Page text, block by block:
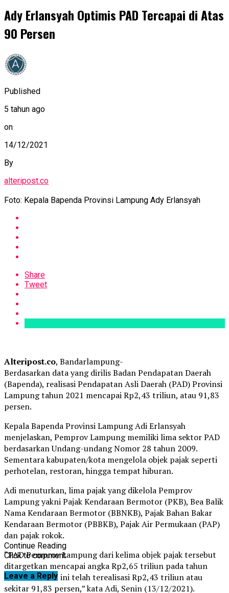
Ady Erlansyah Optimis PAD Tercapai di Atas
90 Persen
Published
5 tahun ago
on
14/12/2021
By
alteripost.co
Foto: Kepala Bapenda Provinsi Lampung Ady Erlansyah
Share
Tweet
Alteripost.co, Bandarlampung-
Berdasarkan data yang dirilis Badan Pendapatan Daerah
(Bapenda), realisasi Pendapatan Asli Daerah (PAD) Provinsi
Lampung tahun 2021 mencapai Rp2,43 triliun, atau 91,83
persen.
Kepala Bapenda Provinsi Lampung Adi Erlansyah
menjelaskan, Pemprov Lampung memiliki lima sektor PAD
berdasarkan Undang-undang Nomor 28 tahun 2009.
Sementara kabupaten/kota mengelola objek pajak seperti
perhotelan, restoran, hingga tempat hiburan.
Adi menuturkan, lima pajak yang dikelola Pemprov
Lampung yakni Pajak Kendaraan Bermotor (PKB), Bea Balik
Nama Kendaraan Bermotor (BBNKB), Pajak Bahan Bakar
Kendaraan Bermotor (PBBKB), Pajak Air Permukaan (PAP)
dan pajak rokok.
“PAD Pemprov Lampung dari kelima objek pajak tersebut
ditargetkan mencapai angka Rp2,65 triliun pada tahun
2021. Dan saat ini telah terealisasi Rp2,43 triliun atau
sekitar 91,83 persen,” kata Adi, Senin (13/12/2021).
Continue Reading
Click to comment
Leave a Reply